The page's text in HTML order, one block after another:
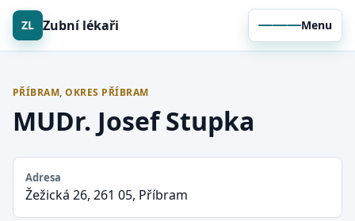
ZL Zubní lékaři Menu
PŘÍBRAM, OKRES PŘÍBRAM
MUDr. Josef Stupka
Adresa
Žežická 26, 261 05, Příbram